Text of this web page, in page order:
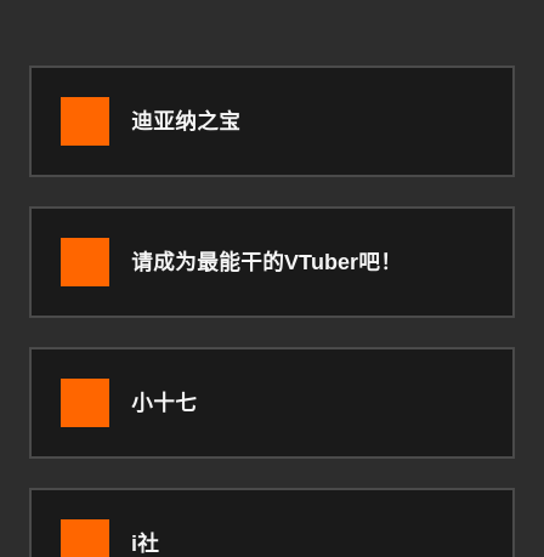
迪亚纳之宝
请成为最能干的VTuber吧！
小十七
i社